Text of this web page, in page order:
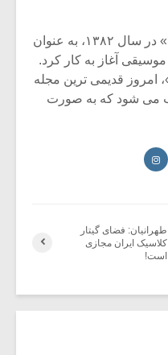
مجله آنلاین «گفتگوی هارمونیک» در سال ۱۳۸۲، به عنوان
آغاز به کار کرد.
امروز قدیمی ترین مجله
می شود که به صورت
طهرانیان: فضای گیتار
کلاسیک ایران مجازی
است!